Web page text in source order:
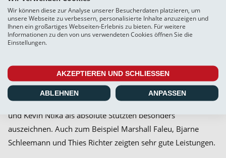
aus Nahdistanz ging nur haarscharf am rechten Pfosten
vorbei (88.). Am Ende blieb es beim denkbar knappen 1:0-
Auswärtssieg.
vielen offensiven Aktionen und Innenverteidiger Gianluca
Pelzer, der das Spiel zu ordnen und aufzubauen versuchte.
Bei unserer Mannschaft konnten sich Torhüter Ronny Seibt
und Kevin Ntika als absolute Stützten besonders
auszeichnen. Auch zum Beispiel Marshall Faleu, Bjarne
Schleemann und Thies Richter zeigten sehr gute Leistungen.
Wir können diese zur Analyse unserer Besucherdaten platzieren, um
unsere Webseite zu verbessern, personalisierte Inhalte anzuzeigen und
Ihnen ein großartiges Webseiten-Erlebnis zu bieten. Für weitere
Informationen zu den von uns verwendeten Cookies öffnen Sie die
Einstellungen.
AKZEPTIEREN UND SCHLIESSEN
ABLEHNEN ANPASSEN